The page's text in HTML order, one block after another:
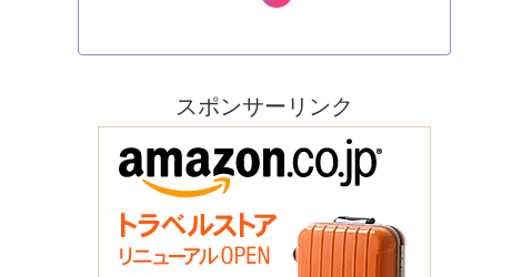
スポンサーリンク